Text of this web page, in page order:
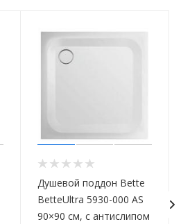
Душевой поддон Bette
BetteUltra 5930-000 AS
90×90 см, с антислипом